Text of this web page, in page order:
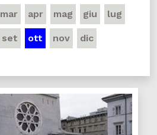
mar apr mag giu lug
set ott nov dic